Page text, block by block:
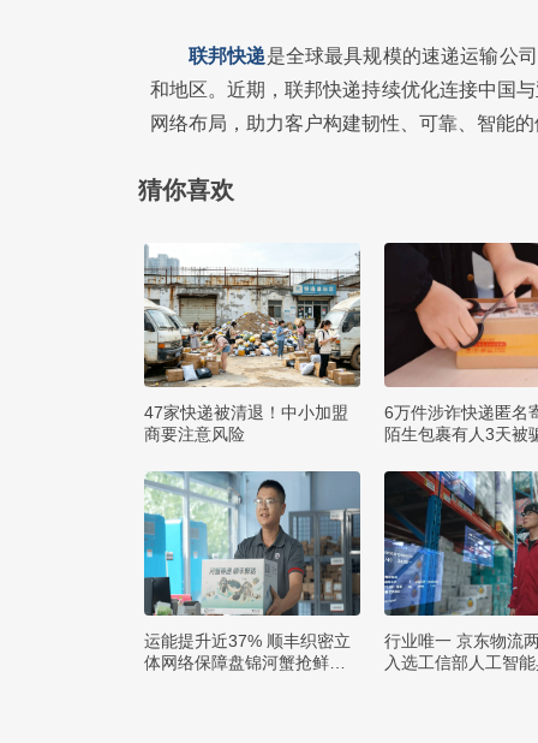
联邦快递是全球最具规模的速递运输公
和地区。近期，联邦快递持续优化连接中国
网络布局，助力客户构建韧性、可靠、智能
猜你喜欢
47家快递被清退！中小加盟
商要注意风险
6万件涉诈快递匿名
陌生包裹有人3天被
运能提升近37% 顺丰织密立
体网络保障盘锦河蟹抢鲜出
行业唯一 京东物流
入选工信部人工智